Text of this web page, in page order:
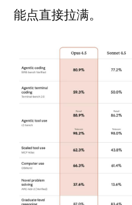
能点直接拉满。